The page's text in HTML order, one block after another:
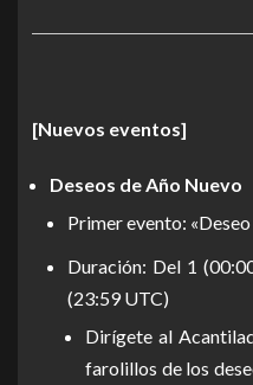
[Nuevos eventos]
Deseos de Año Nuevo
Primer evento:
Duración: Del 1
(23:59 UTC)
Dirígete al
farolillos de los